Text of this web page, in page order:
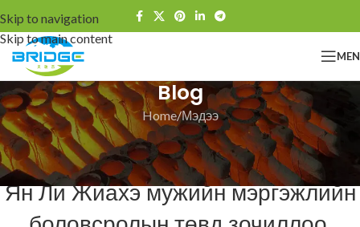
Skip to navigation
Skip to main content
Blog
Home Мэдээ
МЭДЭЭ
Гуандун Бридж Технологи ХХК Хэ
Ян Ли Жиахэ мужийн мэргэжлийн